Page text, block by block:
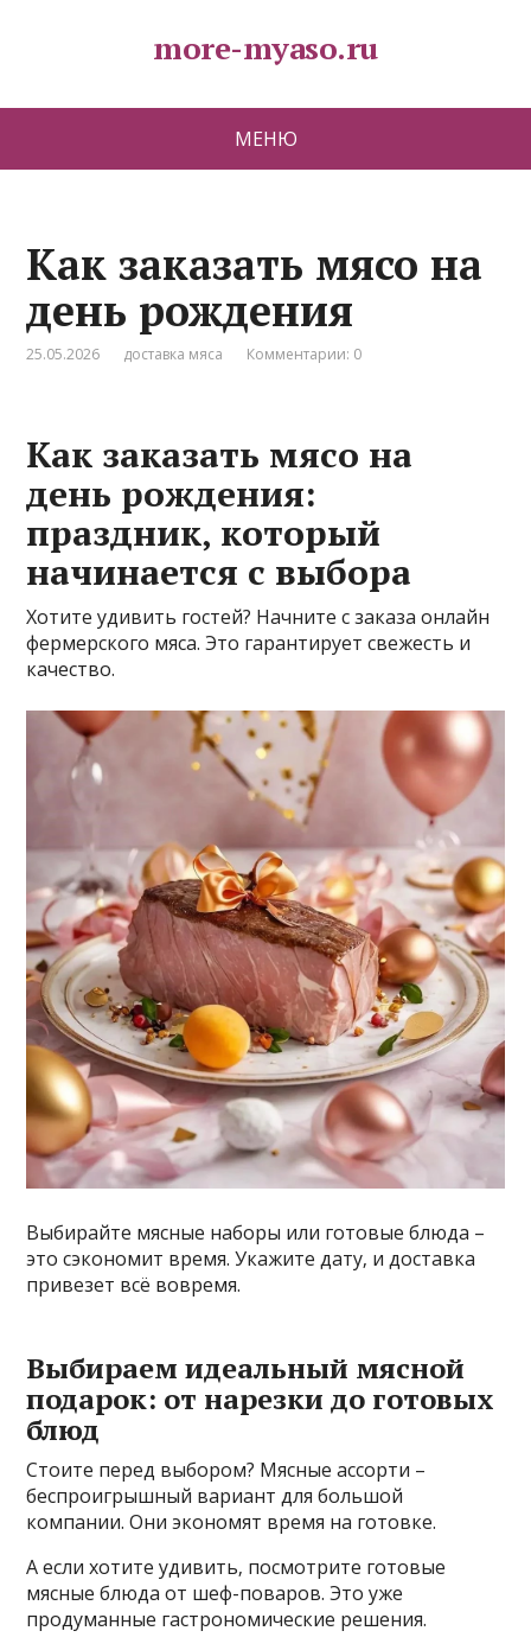
more-myaso.ru
МЕНЮ
Как заказать мясо на
день рождения
25.05.2026 доставка мяса Комментарии: 0
Как заказать мясо на
день рождения:
праздник‚ который
начинается с выбора
Хотите удивить гостей? Начните с заказа онлайн
фермерского мяса. Это гарантирует свежесть и
качество.
Выбирайте мясные наборы или готовые блюда –
это сэкономит время. Укажите дату‚ и доставка
привезет всё вовремя.
Выбираем идеальный мясной
подарок: от нарезки до готовых
блюд
Стоите перед выбором? Мясные ассорти –
беспроигрышный вариант для большой
компании. Они экономят время на готовке.
А если хотите удивить‚ посмотрите готовые
мясные блюда от шеф-поваров. Это уже
продуманные гастрономические решения.